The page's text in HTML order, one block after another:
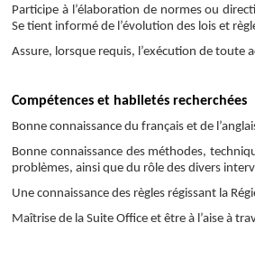
Participe à l’élaboration de normes ou
Se tient informé de l’évolution des lois et
Assure, lorsque requis, l’exécution de toute
Compétences et habiletés recherchées
Bonne connaissance du français et de
Bonne connaissance des méthodes,
problèmes, ainsi que du rôle des divers
Une connaissance des règles régissant la
Maîtrise de la Suite Office et être à l’aise à